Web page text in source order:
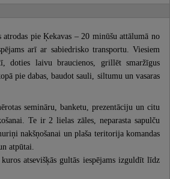
atrodas pie Ķekavas – 20 minūšu attālumā no
arī ar sabiedrisko transportu. Viesiem
doties laivu braucienos, grillēt smaržīgus
pie dabas, baudot sauli, siltumu un vasaras
semināru, banketu, prezentāciju un citu
Te ir 2 lielas zāles, neparasta sapulču
nakšņošanai un plaša teritorija komandas
atpūtai.
atsevišķās gultās iespējams izguldīt līdz